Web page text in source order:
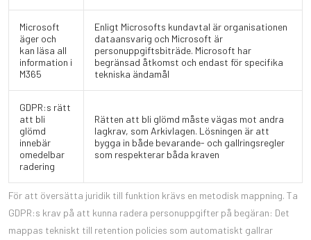
Microsoft
äger och
kan läsa all
information i
M365
Enligt Microsofts kundavtal är organisationen
dataansvarig och Microsoft är
personuppgiftsbiträde. Microsoft har
begränsad åtkomst och endast för specifika
tekniska ändamål
GDPR:s rätt
att bli
glömd
innebär
omedelbar
radering
Rätten att bli glömd måste vägas mot andra
lagkrav, som Arkivlagen. Lösningen är att
bygga in både bevarande- och gallringsregler
som respekterar båda kraven
För att översätta juridik till funktion krävs en metodisk mappning. Ta
GDPR:s krav på att kunna radera personuppgifter på begäran: Det
mappas tekniskt till retention policies som automatiskt gallrar